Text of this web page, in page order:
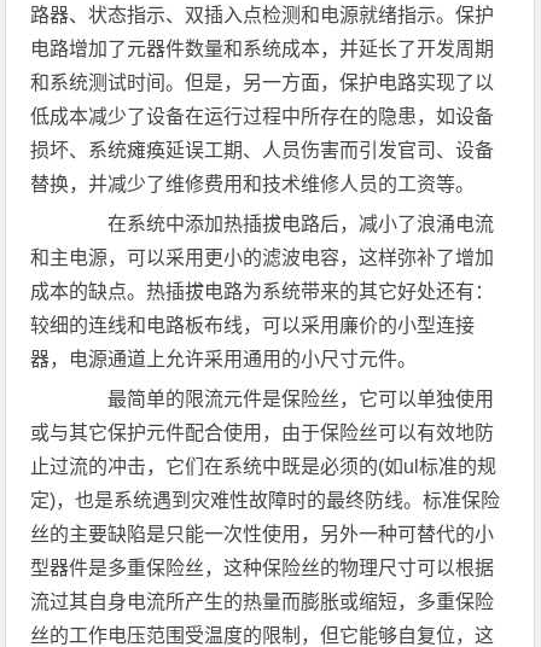
路器、状态指示、双插入点检测和电源就绪指示。保护
电路增加了元器件数量和系统成本，并延长了开发周期
和系统测试时间。但是，另一方面，保护电路实现了以
低成本减少了设备在运行过程中所存在的隐患，如设备
损坏、系统瘫痪延误工期、人员伤害而引发官司、设备
替换，并减少了维修费用和技术维修人员的工资等。
在系统中添加热插拔电路后，减小了浪涌电流
和主电源，可以采用更小的滤波电容，这样弥补了增加
成本的缺点。热插拔电路为系统带来的其它好处还有：
较细的连线和电路板布线，可以采用廉价的小型连接
器，电源通道上允许采用通用的小尺寸元件。
最简单的限流元件是保险丝，它可以单独使用
或与其它保护元件配合使用，由于保险丝可以有效地防
止过流的冲击，它们在系统中既是必须的(如ul标准的规
定)，也是系统遇到灾难性故障时的最终防线。标准保险
丝的主要缺陷是只能一次性使用，另外一种可替代的小
型器件是多重保险丝，这种保险丝的物理尺寸可以根据
流过其自身电流所产生的热量而膨胀或缩短，多重保险
丝的工作电压范围受温度的限制，但它能够自复位，这